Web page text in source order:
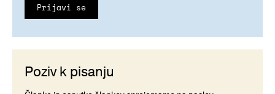
Prijavi se
Poziv k pisanju